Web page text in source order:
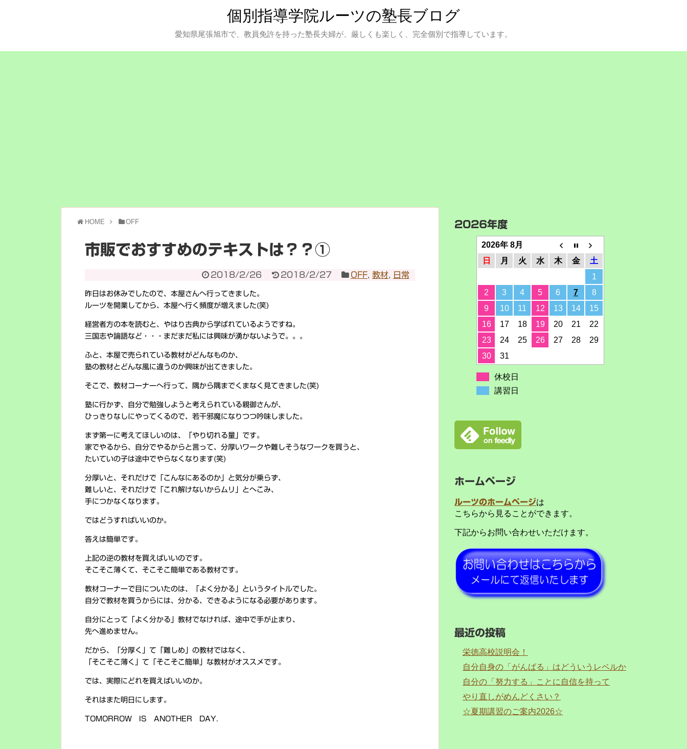
個別指導学院ルーツの塾長ブログ
愛知県尾張旭市で、教員免許を持った塾長夫婦が、厳しくも楽しく、完全個別で指導しています。
HOME OFF
市販でおすすめのテキストは？？①
2018/2/26 2018/2/27 OFF, 教材, 日常
昨日はお休みでしたので、本屋さんへ行ってきました。
ルーツを開業してから、本屋へ行く頻度が増えました(笑)
経営者方の本を読むと、やはり古典から学ばれているようですね。
三国志や論語など・・・まだまだ私には興味が湧かないようで。。。
ふと、本屋で売られている教材がどんなものか、
塾の教材とどんな風に違うのか興味が出てきました。
そこで、教材コーナーへ行って、隅から隅までくまなく見てきました(笑)
塾に行かず、自分で勉強しようと考えられている親御さんが、
ひっきりなしにやってくるので、若干邪魔になりつつ吟味しました。
まず第一に考えてほしいのは、「やり切れる量」です。
家でやるから、自分でやるからと言って、分厚いワークや難しそうなワークを買うと、
たいていの子は途中でやらなくなります(笑)
分厚いと、それだけで「こんなにあるのか」と気分が乗らず、
難しいと、それだけで「これ解けないからムリ」とへこみ、
手につかなくなります。
ではどうすればいいのか。
答えは簡単です。
上記の逆の教材を買えばいいのです。
そこそこ薄くて、そこそこ簡単である教材です。
教材コーナーで目についたのは、「よく分かる」というタイトルでした。
自分で教材を買うからには、分かる、できるようになる必要があります。
自分にとって「よく分かる」教材でなければ、途中で手が止まり、
先へ進めません。
だから、「分厚く」て「難しめ」の教材ではなく、
「そこそこ薄く」て「そこそこ簡単」な教材がオススメです。
では、実際にどれを買えばいいのか。
それはまた明日にします。
TOMORROW IS ANOTHER DAY.
2026年度
2026年 8月
日
月 火 水 木 金
土
1
2
3 4 5 6 7
8
9
10 11 12 13 14
15
16
17 18 19 20 21
22
23
24 25 26 27 28
29
30
31
休校日
講習日
ホームページ
ルーツのホームページは
こちらから見ることができます。
下記からお問い合わせいただけます。
最近の投稿
栄徳高校説明会！
自分自身の「がんばる」はどういうレベルか
自分の「努力する」ことに自信を持って
やり直しがめんどくさい？
☆夏期講習のご案内2026☆